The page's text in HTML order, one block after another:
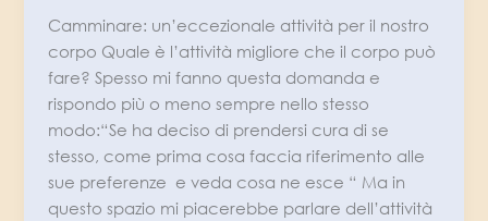
Camminare: un’eccezionale attività per il nostro
corpo Quale è l’attività migliore che il corpo può
fare? Spesso mi fanno questa domanda e
rispondo più o meno sempre nello stesso
modo:“Se ha deciso di prendersi cura di se
stesso, come prima cosa faccia riferimento alle
sue preferenze e veda cosa ne esce “ Ma in
questo spazio mi piacerebbe parlare dell’attività